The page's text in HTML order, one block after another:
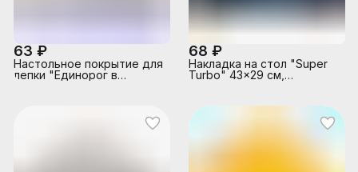
63 ₽
Настольное покрытие для
лепки "Единорог в
68 ₽
Накладка на стол "Super
Turbo" 43x29 см,
индивидуальная упаковка